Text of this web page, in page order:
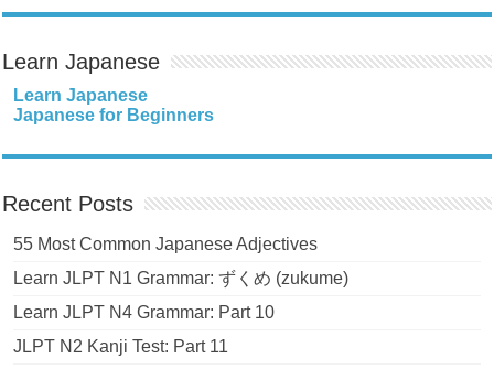
Learn Japanese
Learn Japanese
Japanese for Beginners
Recent Posts
55 Most Common Japanese Adjectives
Learn JLPT N1 Grammar: ずくめ (zukume)
Learn JLPT N4 Grammar: Part 10
JLPT N2 Kanji Test: Part 11